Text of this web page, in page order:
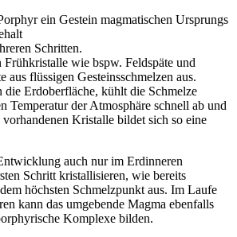
ein Gestein magmatischen Ursprungs
Schritten.
Frühkristalle wie bspw. Feldspäte und
aus flüssigen Gesteinsschmelzen aus.
die Erdoberfläche, kühlt die Schmelze
Temperatur der Atmosphäre schnell ab und
Kristalle bildet sich so eine
auch nur im Erdinneren
Schritt kristallisieren, wie bereits
höchsten Schmelzpunkt aus. Im Laufe
kann das umgebende Magma ebenfalls
Komplexe bilden.